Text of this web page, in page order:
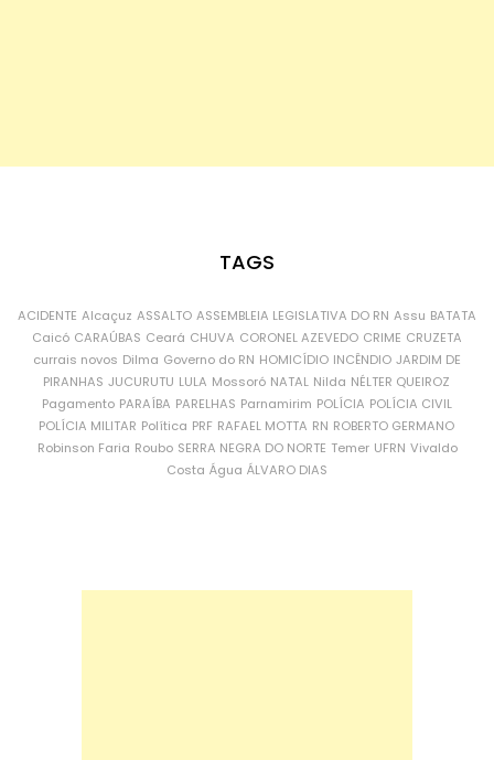
TAGS
ACIDENTE Alcaçuz ASSALTO ASSEMBLEIA LEGISLATIVA DO RN Assu BATATA
Caicó CARAÚBAS Ceará CHUVA CORONEL AZEVEDO CRIME CRUZETA
currais novos Dilma Governo do RN HOMICÍDIO INCÊNDIO JARDIM DE
PIRANHAS JUCURUTU LULA Mossoró NATAL Nilda NÉLTER QUEIROZ
Pagamento PARAÍBA PARELHAS Parnamirim POLÍCIA POLÍCIA CIVIL
POLÍCIA MILITAR Política PRF RAFAEL MOTTA RN ROBERTO GERMANO
Robinson Faria Roubo SERRA NEGRA DO NORTE Temer UFRN Vivaldo
Costa Água ÁLVARO DIAS